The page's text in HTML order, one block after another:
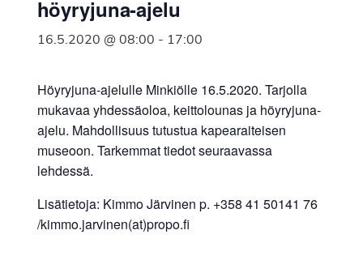
Suomen
Syöpäyhdistyksen
jäsenjärjestö.
höyryjuna-ajelu
16.5.2020 @ 08:00 - 17:00
Höyryjuna-ajelulle Minkiölle 16.5.2020. Tarjolla
mukavaa yhdessäoloa, keittolounas ja höyryjuna-
ajelu. Mahdollisuus tutustua kapearaiteisen
museoon. Tarkemmat tiedot seuraavassa
lehdessä.
Lisätietoja: Kimmo Järvinen p. +358 41 50141 76
/kimmo.jarvinen(at)propo.fi